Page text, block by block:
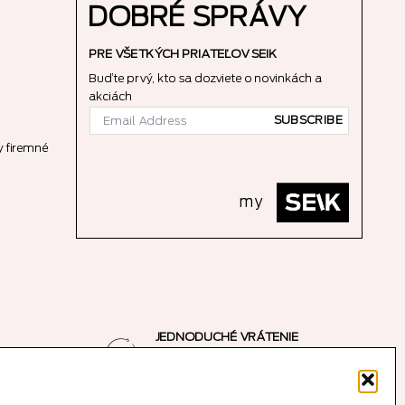
firemné
DOBRÉ SPRÁVY
PRE VŠETKÝCH PRIATEĽOV SEIK
Buďte prvý, kto sa dozviete o novinkách a
akciách
SUBSCRIBE
my
JEDNODUCHÉ VRÁTENIE